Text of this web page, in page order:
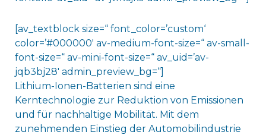
[av_textblock size=“ font_color=’custom‘
color=’#000000′ av-medium-font-size=“ av-small-
font-size=“ av-mini-font-size=“ av_uid=’av-
jqb3bj28′ admin_preview_bg=“]
Lithium-Ionen-Batterien sind eine
Kerntechnologie zur Reduktion von Emissionen
und für nachhaltige Mobilität. Mit dem
zunehmenden Einstieg der Automobilindustrie